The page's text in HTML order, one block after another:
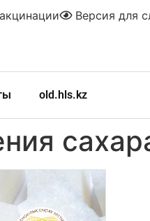
Версия для
old.hls.kz